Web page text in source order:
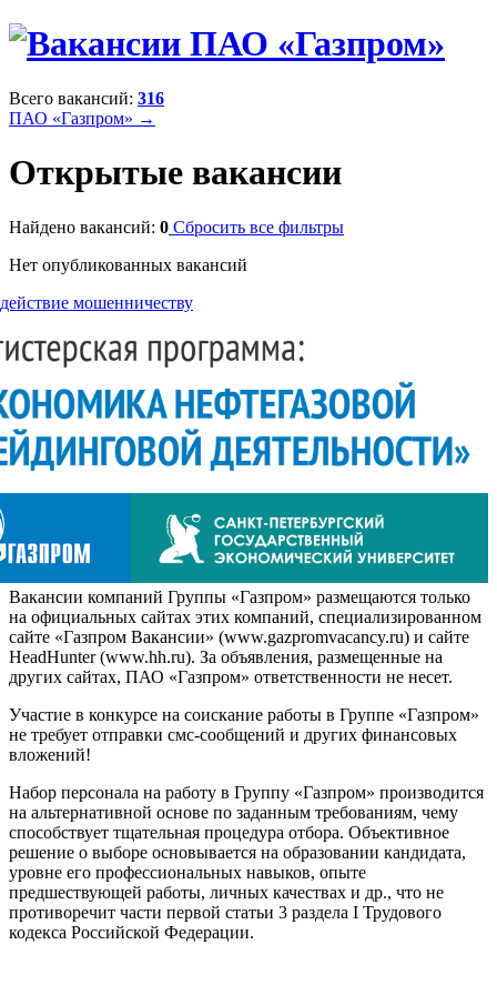
Всего вакансий: 316
ПАО «Газпром» →
Открытые вакансии
Найдено вакансий: 0 Сбросить все фильтры
Нет опубликованных вакансий
мошенничеству
Вакансии компаний Группы «Газпром» размещаются только
на официальных сайтах этих компаний, специализированном
сайте «Газпром Вакансии» (www.gazpromvacancy.ru) и сайте
HeadHunter (www.hh.ru). За объявления, размещенные на
других сайтах, ПАО «Газпром» ответственности не несет.
Участие в конкурсе на соискание работы в Группе «Газпром»
не требует отправки смс-сообщений и других финансовых
вложений!
Набор персонала на работу в Группу «Газпром» производится
на альтернативной основе по заданным требованиям, чему
способствует тщательная процедура отбора. Объективное
решение о выборе основывается на образовании кандидата,
уровне его профессиональных навыков, опыте
предшествующей работы, личных качествах и др., что не
противоречит части первой статьи 3 раздела I Трудового
кодекса Российской Федерации.